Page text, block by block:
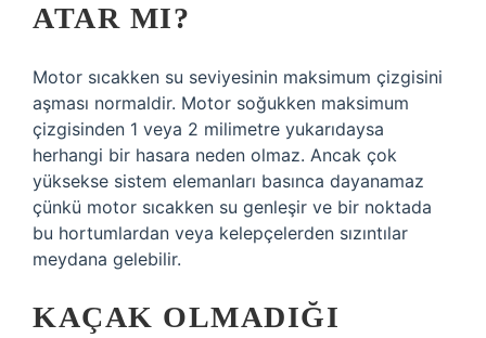
ATAR MI?
Motor sıcakken su seviyesinin maksimum çizgisini
aşması normaldir. Motor soğukken maksimum
çizgisinden 1 veya 2 milimetre yukarıdaysa
herhangi bir hasara neden olmaz. Ancak çok
yüksekse sistem elemanları basınca dayanamaz
çünkü motor sıcakken su genleşir ve bir noktada
bu hortumlardan veya kelepçelerden sızıntılar
meydana gelebilir.
KAÇAK OLMADIĞI